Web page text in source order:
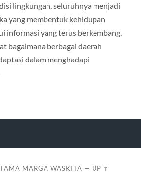
lingkungan, seluruhnya menjadi
yang membentuk kehidupan
informasi yang terus berkembang,
bagaimana berbagai daerah
dalam menghadapi
MARGA WASKITA — UP ↑